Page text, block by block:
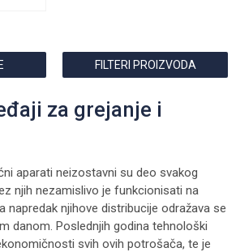
FILTERI PROIZVODA
za grejanje i
aparati neizostavni su deo svakog
njih nezamislivo je funkcionisati na
napredak njihove distribucije odražava se
danom. Poslednjih godina tehnološki
svih ovih potrošača, te je